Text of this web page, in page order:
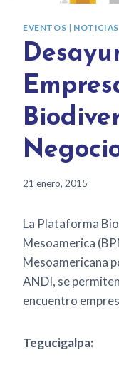
EVENTOS | NOTICIAS
21 enero, 2015
La Plataforma
Mesoamerica
Mesoamericana
ANDI, se
encuentro
Tegucigalpa: